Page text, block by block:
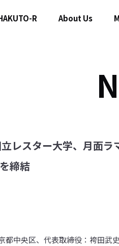
R About Us
レスター大学、月面
締結
都中央区、代表取締役：袴田武